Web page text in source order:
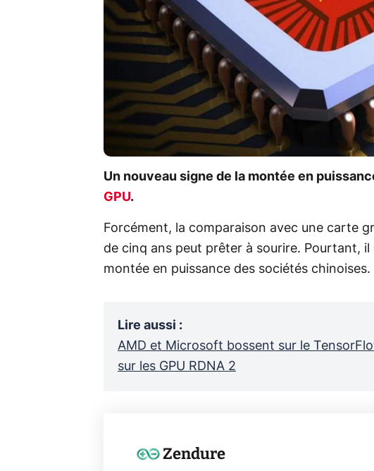
Un nouveau signe de la montée en
GPU.
Forcément, la comparaison avec une carte
de cinq ans peut prêter à sourire. Pourtant,
montée en puissance des sociétés chinoises.
Lire aussi :
AMD et Microsoft bossent sur le
sur les GPU RDNA 2
Zendure